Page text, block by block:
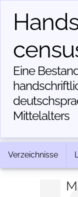
Eine
Mittelalters
Verzeichnisse